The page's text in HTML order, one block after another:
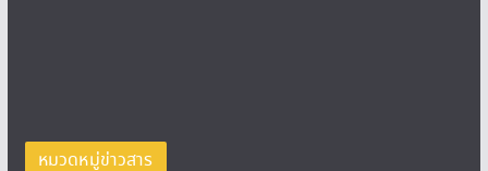
หมวดหมู่ข่าวสาร